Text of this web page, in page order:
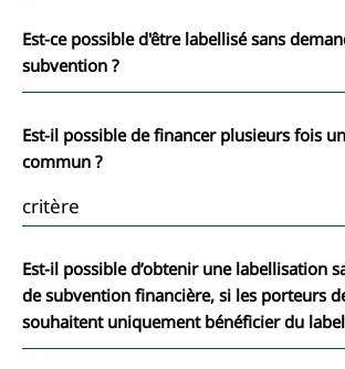
Est-ce possible d'être labellisé sans
subvention ?
Est-il possible de financer plusieurs fois
commun ?
critère
Est-il possible d’obtenir une labellisation
de subvention financière, si les porteurs
souhaitent uniquement bénéficier du